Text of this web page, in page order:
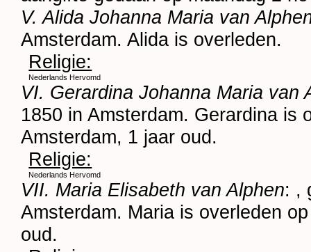
V. Alida Johanna Maria van
Amsterdam. Alida is overleden.
Religie:
Nederlands Hervomd
VI. Gerardina Johanna Maria van
1850 inAmsterdam. Gerardina is
Amsterdam, 1 jaar oud.
Religie:
Nederlands Hervomd
VII. Maria Elisabeth van Alphen: ,
Amsterdam. Maria is overleden
oud.